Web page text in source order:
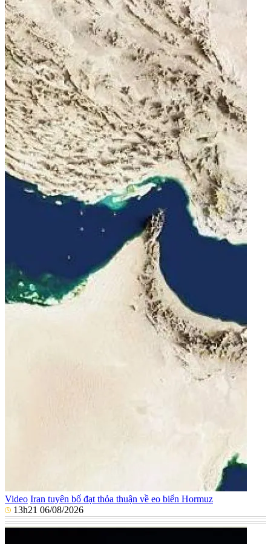
Video Iran tuyên bố đạt thỏa thuận về eo biển Hormuz
13h21 06/08/2026